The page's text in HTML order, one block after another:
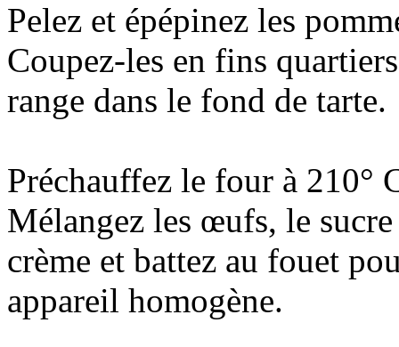
Pelez et épépinez les
Coupez-les en fins
range dans le fond de tarte.
Préchauffez le four à 210°
Mélangez les œufs, le
crème et battez au fouet
appareil homogène.